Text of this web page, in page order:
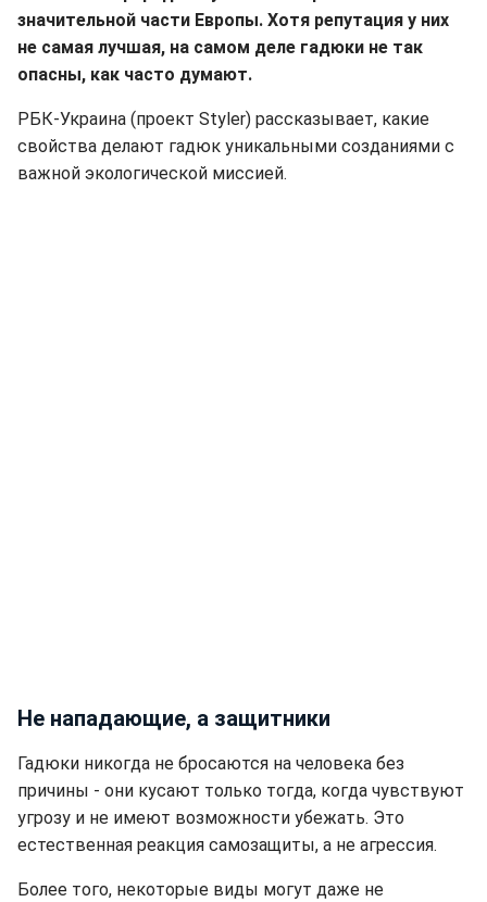
значительной части Европы. Хотя репутация у них
не самая лучшая, на самом деле гадюки не так
опасны, как часто думают.
РБК-Украина (проект Styler) рассказывает, какие
свойства делают гадюк уникальными созданиями с
важной экологической миссией.
Не нападающие, а защитники
Гадюки никогда не бросаются на человека без
причины - они кусают только тогда, когда чувствуют
угрозу и не имеют возможности убежать. Это
естественная реакция самозащиты, а не агрессия.
Более того, некоторые виды могут даже не